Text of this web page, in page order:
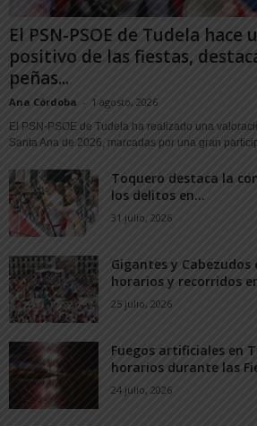
El PSN-PSOE de Tudela hace
positivo de las fiestas,
peñas...
Ana Córdoba - 1 agosto, 2026
El PSN-PSOE de Tudela ha realizado una
Santa Ana de 2026, marcadas por una gran
Toquero destaca la
los delitos en...
31 julio, 2026
Gigantes y Cabezudos
horarios y recorridos
25 julio, 2026
Fuegos artificiales en
horarios durante las
24 julio, 2026